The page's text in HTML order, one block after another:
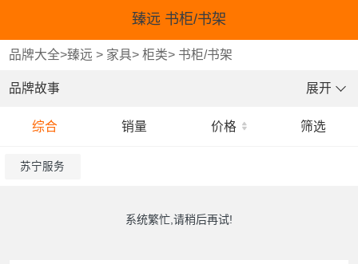
臻远 书柜/书架
品牌大全>臻远 > 家具>柜类> 书柜/书架
品牌故事 展开
综合 销量 价格 筛选
苏宁服务
系统繁忙,请稍后再试!